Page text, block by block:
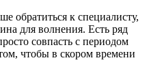
обратиться к специалисту,
для волнения. Есть ряд
совпасть с периодом
чтобы в скором времени